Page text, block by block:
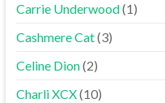
Carrie Underwood(1)
Cashmere Cat(3)
Celine Dion(2)
Charli XCX(10)